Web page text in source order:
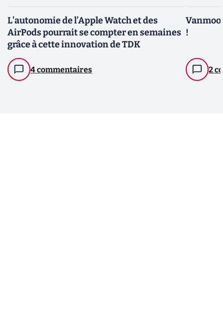
L’autonomie de l’Apple Watch et des
AirPods pourrait se compter en semaines
grâce à cette innovation de TDK
4 commentaires
!
2